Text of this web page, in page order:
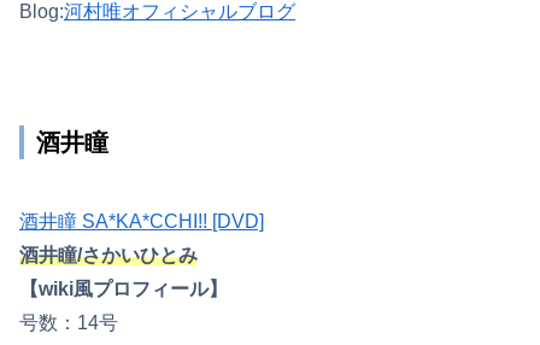
Blog:河村唯オフィシャルブログ
酒井瞳
酒井瞳 SA*KA*CCHI!! [DVD]
酒井瞳/さかいひとみ
【wiki風プロフィール】
号数：14号